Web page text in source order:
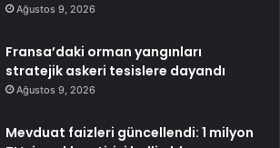
Ağustos 9, 2026
Fransa’daki orman yangınları
stratejik askeri tesislere dayandı
Ağustos 9, 2026
Mevduat faizleri güncellendi: 1 milyon